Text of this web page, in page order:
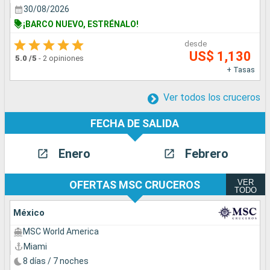
30/08/2026
¡BARCO NUEVO, ESTRÉNALO!
5.0 /5 - 2 opiniones
desde
US$ 1,130
+ Tasas
Ver todos los cruceros
FECHA DE SALIDA
Enero Febrero
OFERTAS MSC CRUCEROS
VER
TODO
México
MSC World America
Miami
8 días / 7 noches